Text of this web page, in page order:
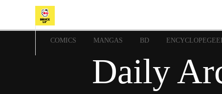
COMICS MANGAS BD
Daily